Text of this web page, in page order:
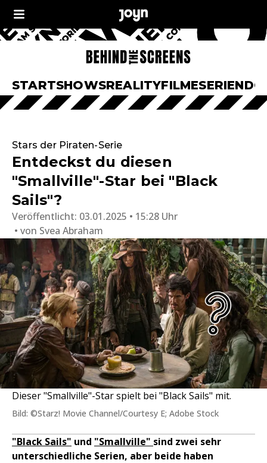
STARTSHOWSREALITYFILMESERIEN
Stars der Piraten-Serie
Entdeckst du diesen
"Smallville"-Star bei "Black
Sails"?
Veröffentlicht: 03.01.2025 • 15:28 Uhr
von Svea Abraham
Dieser "Smallville"-Star spielt bei "Black Sails" mit.
Bild: ©Starz! Movie Channel/Courtesy E; Adobe Stock
"Black Sails" und "Smallville" sind zwei sehr
unterschiedliche Serien, aber beide haben